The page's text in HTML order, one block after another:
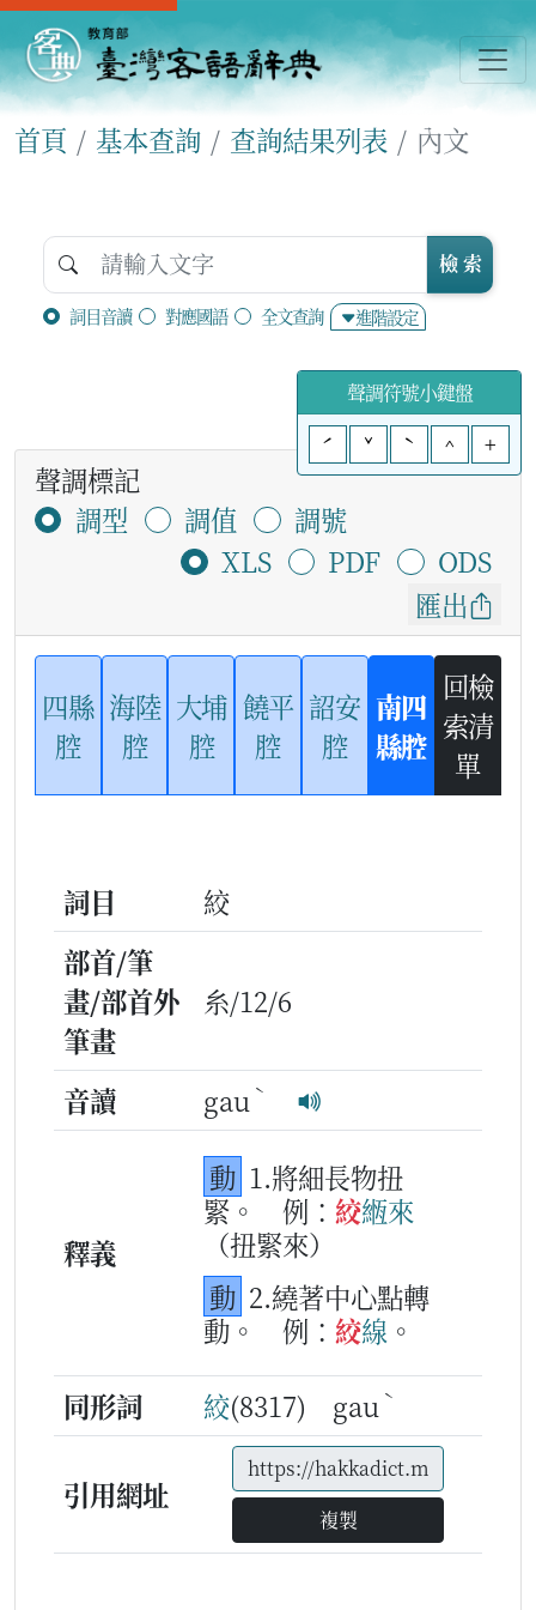
首頁 基本查詢 查詢結果列表 內文
詞目音讀 對應國語 全文查詢 進階設定
檢 索
聲調符號小鍵盤
ˊ
ˇ ˋ ^ +
聲調標記
調型
調值
調號
XLS
PDF
ODS
匯出
四縣
腔
海陸
腔
大埔
腔
饒平
腔
詔安
腔
南四
縣腔
回檢
索清
單
詞目
絞
部首/筆
畫/部首外
筆畫
糸/12/6
音讀 gau ˋ
釋義
動 1.將細長物扭
緊。
例： 絞緪來
（扭緊來）
動 2.繞著中心點轉
動。
例： 絞線 。
同形詞
絞(8317) gau ˋ
引用網址
複製